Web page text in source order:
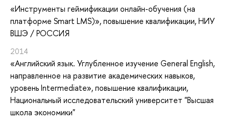
«Инструменты геймификации онлайн-обучения (на
платформе Smart LMS)», повышение квалификации, НИУ
ВШЭ / РОССИЯ
2014
«Английский язык. Углубленное изучение General English,
направленное на развитие академических навыков,
уровень Intermediate», повышение квалификации,
Национальный исследовательский университет "Высшая
школа экономики"